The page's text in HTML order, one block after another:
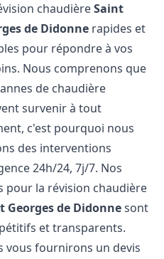
chaudièreSaint
de Didonne rapides et
pour répondre à vos
Nous comprenons que
de chaudière
survenir à tout
c'est pourquoi nous
des interventions
24h/24, 7j/7. Nos
pour la révision chaudière
Georges de Didonnesont
et transparents.
vous fournirons un devis